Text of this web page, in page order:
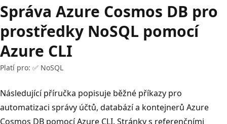
Správa Azure Cosmos DB pro
prostředky NoSQL pomocí
Azure CLI
Platí pro: ✅ NoSQL
Následující příručka popisuje běžné příkazy pro
automatizaci správy účtů, databází a kontejnerů Azure
Cosmos DB pomocí Azure CLI. Stránky s referenčními